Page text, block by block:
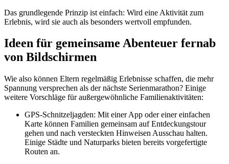
Das grundlegende Prinzip ist einfach: Wird eine Aktivität zum
Erlebnis, wird sie auch als besonders wertvoll empfunden.
Ideen für gemeinsame Abenteuer fernab
von Bildschirmen
Wie also können Eltern regelmäßig Erlebnisse schaffen, die mehr
Spannung versprechen als der nächste Serienmarathon? Einige
weitere Vorschläge für außergewöhnliche Familienaktivitäten:
GPS-Schnitzeljagden: Mit einer App oder einer einfachen
Karte können Familien gemeinsam auf Entdeckungstour
gehen und nach versteckten Hinweisen Ausschau halten.
Einige Städte und Naturparks bieten bereits vorgefertigte
Routen an.